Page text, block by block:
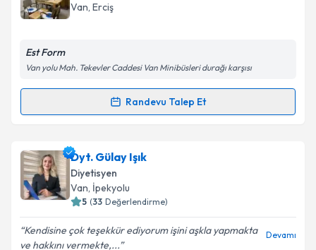
takvim hazırlandığında e-posta ile bilgilendireceğiz.
Kişisel verilerimin işlenmesine ilişkin
Metni'ni okudum ve kişisel verilerimin belirtilen
Takvim Talebini Gönder
Van, Erciş
Est Form
Van yolu Mah. Tekevler Caddesi Van Minibüsleri durağı karşısı
Randevu Talep Et
Randevu Takvimi Talebi
Dyt. Aykut Doğuiçin randevu takvimi talebi oluşturun.
Size bu uzmandan randevu almanız için bir takvim
hazırlandığında e-posta ile bilgilendireceğiz.
Dyt. Gülay Işık
Diyetisyen
Van, İpekyolu
5 (33 Değerlendirme)
Kendisine çok teşekkür ediyorum işini aşkla yapmakta
ve hakkını vermekte,...
Devamı